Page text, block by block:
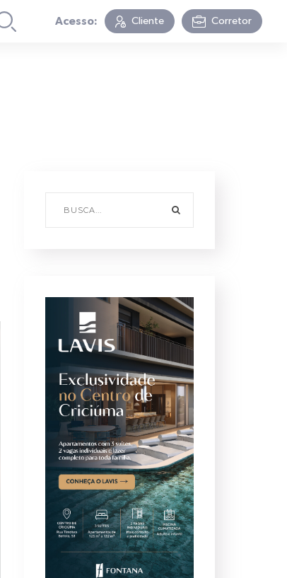
Acesso: Cliente Corretor